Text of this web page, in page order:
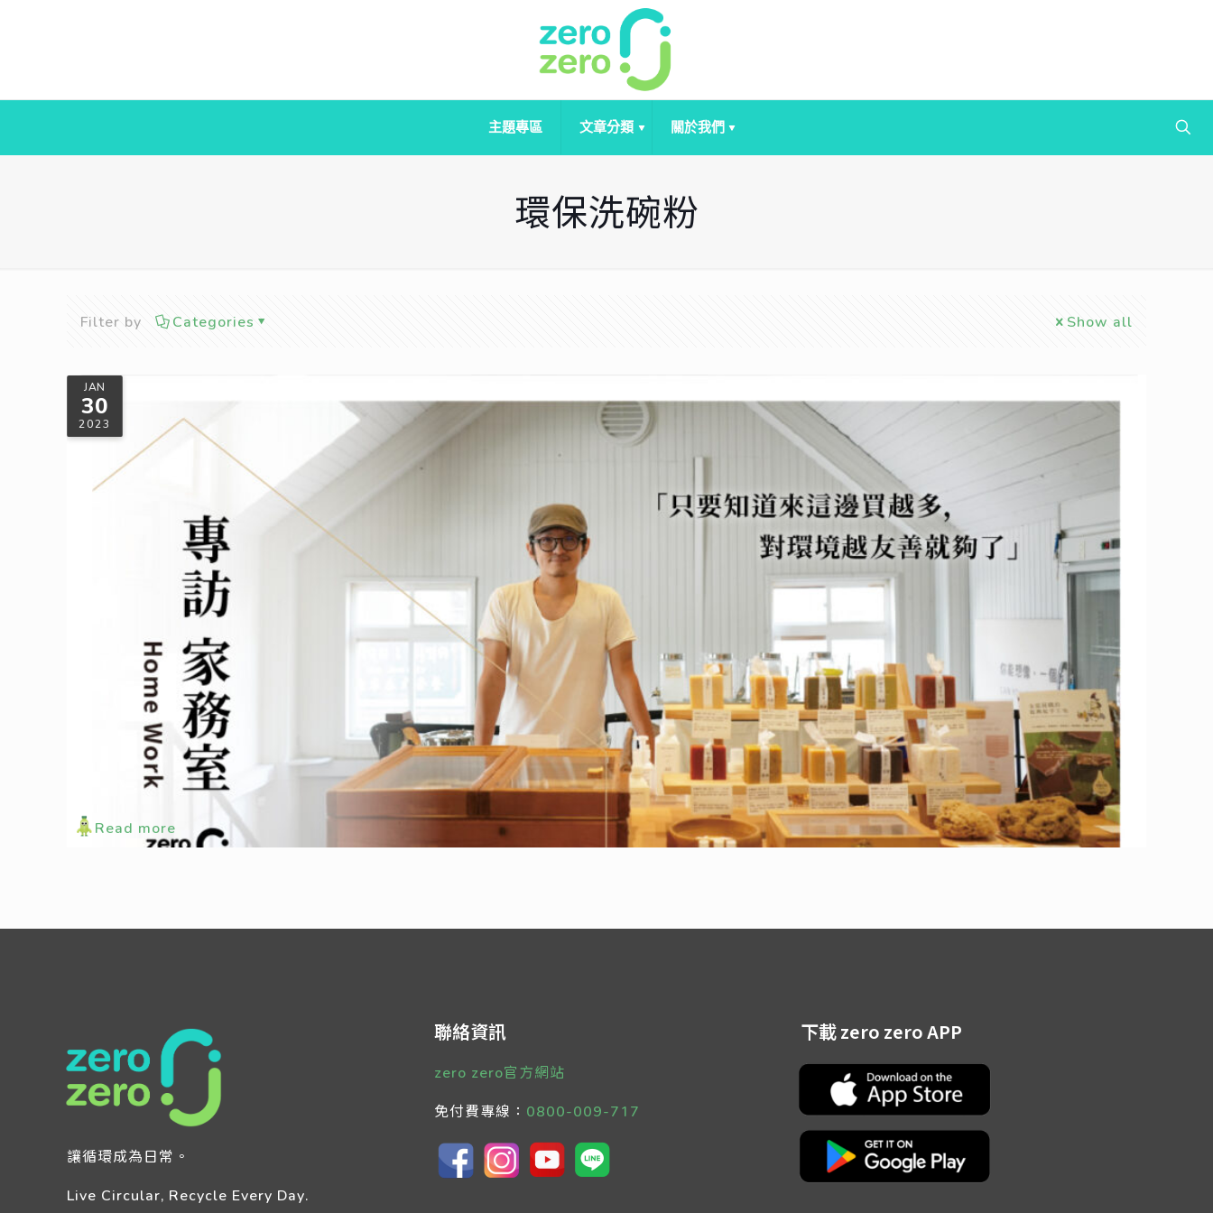
主題專區 文章分類 關於我們
環保洗碗粉
Filter by Categories Show all
JAN
30
2023
專訪家務室——只要知道來這邊買越多，對環境越友善就夠了
「家務室」其實是一個集體意志，剛好這一群人有這樣的一個想像，在那個時間點一起來做這件事。他們從一開始就已經想好從環境議題來切入，但是就是一直沒有一個具體的想法。如果用倡議的，效果不
一定如預期所想，倒不如創造一個讓大家主動來靠近的誘因，吸引一群對生活品質有期待有要求的人。
Read more
讓循環成為日常。
Live Circular, Recycle Every Day.
聯絡資訊
zero zero官方網站
免付費專線： 0800-009-717
下載 zero zero APP